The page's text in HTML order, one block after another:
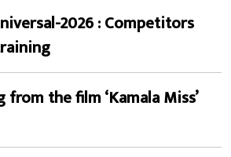
2026 : Competitors
the film ‘Kamala Miss’